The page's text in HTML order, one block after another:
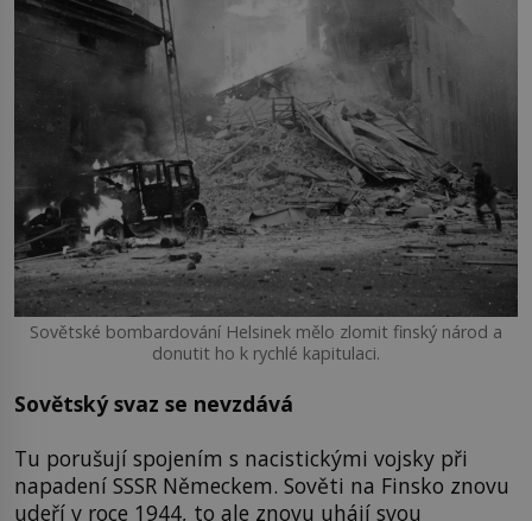
Sovětské bombardování Helsinek mělo zlomit finský národ a
donutit ho k rychlé kapitulaci.
Sovětský svaz se nevzdává
Tu porušují spojením s nacistickými vojsky při
napadení SSSR Německem. Sověti na Finsko znovu
udeří v roce 1944, to ale znovu uhájí svou